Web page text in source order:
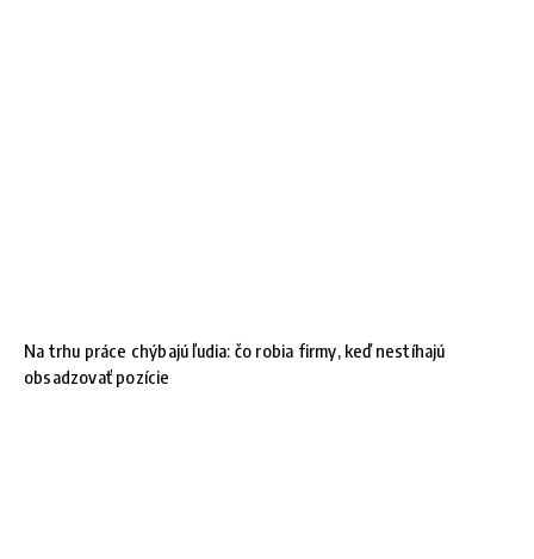
Na trhu práce chýbajú ľudia: čo robia firmy, keď nestíhajú
obsadzovať pozície